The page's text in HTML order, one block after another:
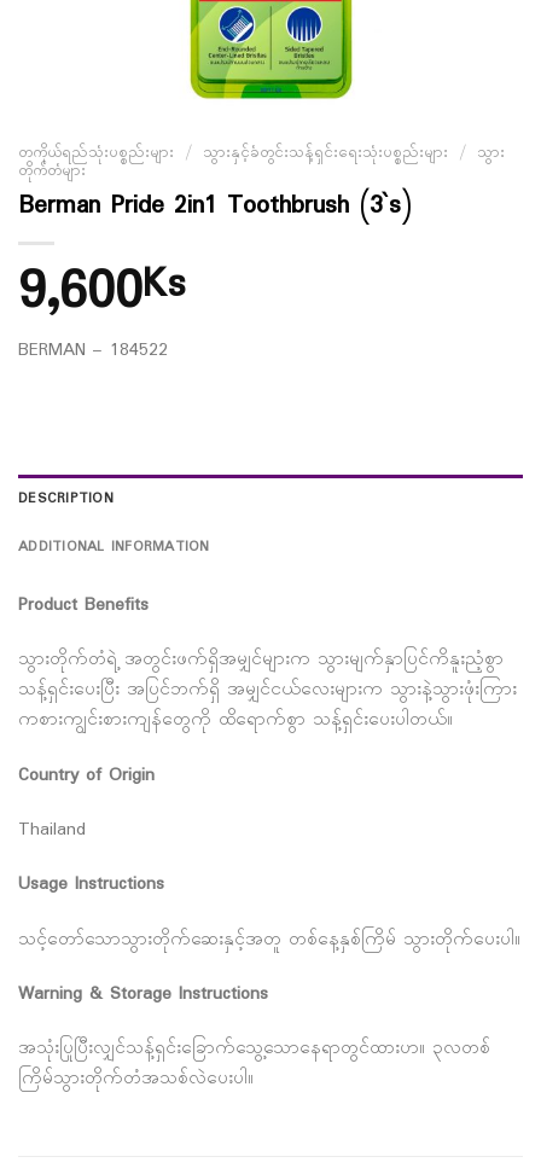
တကိုယ်ရည်သုံးပစ္စည်းများ / သွားနှင့်ခံတွင်းသန့်ရှင်းရေးသုံးပစ္စည်းများ / သွား
တိုက်တံများ
Berman Pride 2in1 Toothbrush (3`s)
9,600Ks
BERMAN – 184522
DESCRIPTION
ADDITIONAL INFORMATION
Product Benefits
သွားတိုက်တံရဲ့ အတွင်းဖက်ရှိအမျှင်များက သွားမျက်နှာပြင်ကိနူးညံ့စွာ
သန့်ရှင်းပေးပြီး အပြင်ဘက်ရှိ အမျှင်ငယ်လေးများက သွားနဲ့သွားဖုံးကြား
ကစားကျွင်းစားကျန်တွေကို ထိရောက်စွာ သန့်ရှင်းပေးပါတယ်။
Country of Origin
Thailand
Usage Instructions
သင့်တော်သောသွားတိုက်ဆေးနှင့်အတူ တစ်နေ့နှစ်ကြိမ် သွားတိုက်ပေးပါ။
Warning & Storage Instructions
အသုံးပြုပြီးလျှင်သန့်ရှင်းခြောက်သွေ့သောနေရာတွင်ထားပာ။ ၃လတစ်
ကြိမ်သွားတိုက်တံအသစ်လဲပေးပါ။